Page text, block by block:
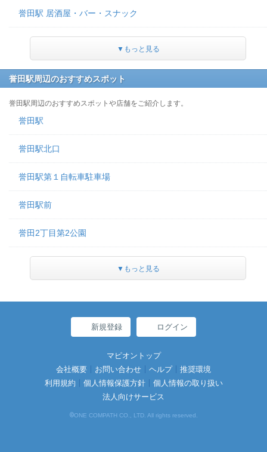
誉田駅 居酒屋・バー・スナック
▼もっと見る
誉田駅周辺のおすすめスポット
誉田駅周辺のおすすめスポットや店舗をご紹介します。
誉田駅
誉田駅北口
誉田駅第１自転車駐車場
誉田駅前
誉田2丁目第2公園
▼もっと見る
新規登録 ログイン
マピオントップ
会社概要
お問い合わせ ヘルプ
推奨環境
利用規約
個人情報保護方針
個人情報の取り扱い
法人向けサービス
©ONE COMPATH CO., LTD. All rights reserved.